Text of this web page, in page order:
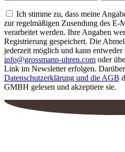
Ich stimme zu, dass meine
zur regelmäßigen Zusendung des E-
verarbeitet werden. Ihre Angaben
Registrierung gespeichert. Die
jederzeit möglich und kann
info@grossmann-uhren.com oder
Link im Newsletter erfolgen.
Datenschutzerklärung und die AGB
GMBH gelesen und akzeptiere sie.